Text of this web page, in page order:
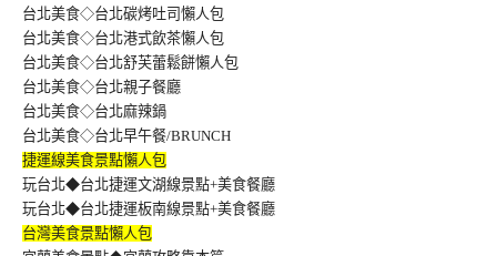
台北美食◇台北碳烤吐司懶人包
台北美食◇台北港式飲茶懶人包
台北美食◇台北舒芙蕾鬆餅懶人包
台北美食◇台北親子餐廳
台北美食◇台北麻辣鍋
台北美食◇台北早午餐/BRUNCH
捷運線美食景點懶人包
玩台北◆台北捷運文湖線景點+美食餐廳
玩台北◆台北捷運板南線景點+美食餐廳
台灣美食景點懶人包